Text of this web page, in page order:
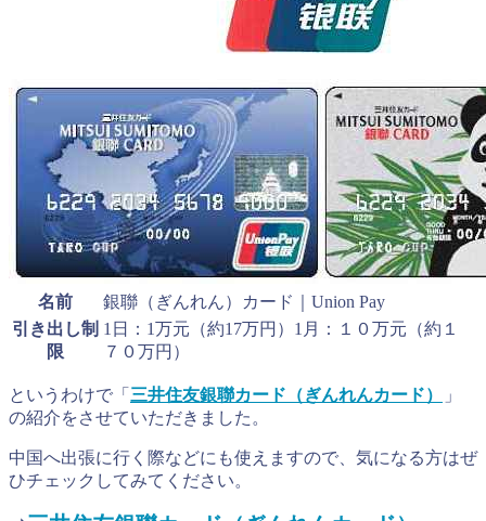
名前
銀聯（ぎんれん）カード｜Union Pay
引き出し制
限
1日：1万元（約17万円）1月：１０万元（約１
７０万円）
というわけで 「 三井住友銀聯カード（ぎんれんカード）
」
の紹介をさせていただきました。
中国へ出張に行く際などにも使えますので、気になる方はぜ
ひチェックしてみてください。